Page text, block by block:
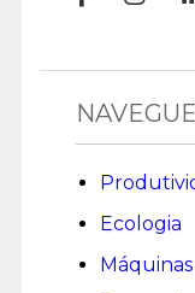
Ecologia